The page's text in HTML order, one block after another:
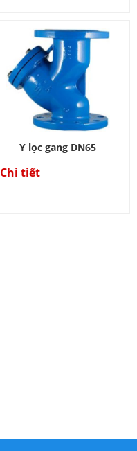
Y lọc gang DN65
Chi tiết